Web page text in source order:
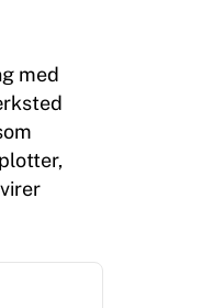
med